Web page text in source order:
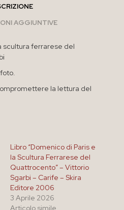
AGGIUNTIVE
scultura ferrarese del
la lettura del
Libro “Domenico di Paris e
la Scultura Ferrarese del
Quattrocento” – Vittorio
Sgarbi – Carife – Skira
Editore 2006
3 Aprile 2026
Articolo simile